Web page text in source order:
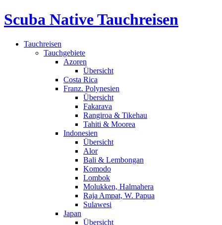
Scuba Native Tauchreisen
Tauchreisen
Tauchgebiete
Azoren
Übersicht
Costa Rica
Franz. Polynesien
Übersicht
Fakarava
Rangiroa & Tikehau
Tahiti & Moorea
Indonesien
Übersicht
Alor
Bali & Lembongan
Komodo
Lombok
Molukken, Halmahera
Raja Ampat, W. Papua
Sulawesi
Japan
Übersicht